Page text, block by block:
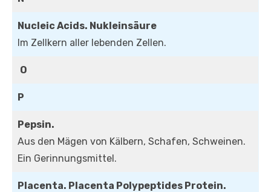
Nucleic Acids. Nukleinsäure
Im Zellkern aller lebenden Zellen.
O
P
Pepsin.
Aus den Mägen von Kälbern, Schafen, Schweinen.
Ein Gerinnungsmittel.
Placenta. Placenta Polypeptides Protein.